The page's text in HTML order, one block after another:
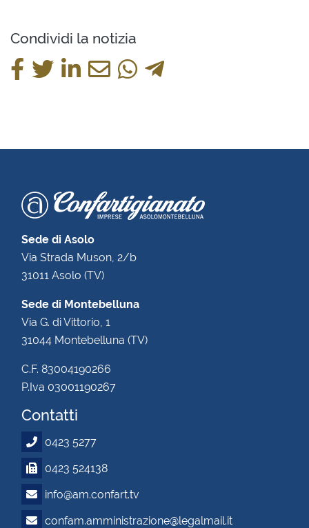
Condividi la notizia
Sede di Asolo
Via Strada Muson, 2/b
31011 Asolo (TV)
Sede di Montebelluna
Via G. di Vittorio, 1
31044 Montebelluna (TV)
C.F. 83004190266
P.Iva 03001190267
Contatti
0423 5277
0423 524138
info@am.confart.tv
confam.amministrazione@legalmail.it